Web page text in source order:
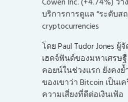
บริการการดูแล “ระดับส
cryptocurrencies
โดย Paul Tudor Jones
เฮดจ์ฟันด์ของมหาเศรษ
คอยน์ในช่วงแรก ยังคง
ของเขาว่า Bitcoin เป็น
ความเสี่ยงที่ดีต่อเงินเฟ้อ